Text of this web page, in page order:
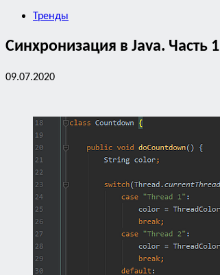
Тренды
Синхронизация в Java. Часть 1
09.07.2020